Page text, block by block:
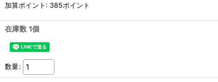
加算ポイント: 385ポイント
在庫数 1個
数量: